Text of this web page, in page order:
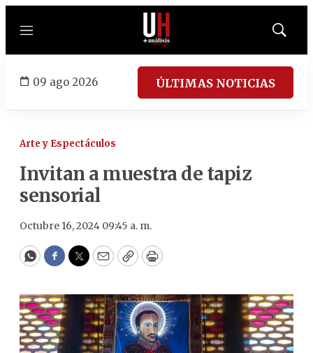
Menú
Mostrar
09 ago 2026 ÚLTIMAS NOTICIAS
Arte y Espectáculos
Invitan a muestra de tapiz
sensorial
Octubre 16, 2024 09:45 a. m.
WhatsApp
Facebook
Twitter
EmailCopyPrint